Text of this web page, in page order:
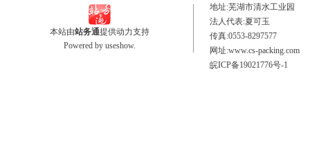
本站由站务通提供动力支持
Powered byuseshow.
地址:芜湖市清水工业园
法人代表:夏可玉 电
传真:0553-8297577
网址:www.cs-
皖ICP备19021776号-1